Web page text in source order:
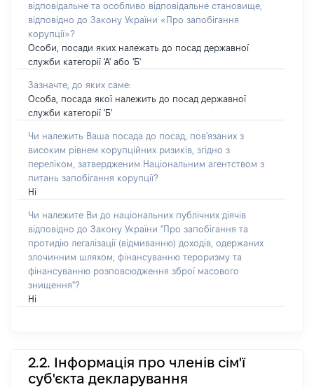
відповідальне та особливо відповідальне становище,
відповідно до Закону України «Про запобігання
корупції»?
Особи, посади яких належать до посад державної
служби категорії 'А' або 'Б'
Зазначте, до яких саме:
Особа, посада якої належить до посад державної
служби категорії 'Б'
Чи належить Ваша посада до посад, пов'язаних з
високим рівнем корупційних ризиків, згідно з
переліком, затвердженим Національним агентством з
питань запобігання корупції?
Ні
Чи належите Ви до національних публічних діячів
відповідно до Закону України "Про запобігання та
протидію легалізації (відмиванню) доходів, одержаних
злочинним шляхом, фінансуванню тероризму та
фінансуванню розповсюдження зброї масового
знищення"?
Ні
2.2. Інформація про членів сім'ї
суб'єкта декларування